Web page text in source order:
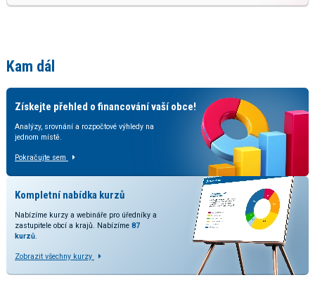
Kam dál
Získejte přehled o financování vaší obce!
Analýzy, srovnání a rozpočtové výhledy na
jednom místě.
Pokračujte sem
Kompletní nabídka kurzů
Nabízíme kurzy a webináře pro úředníky a
zastupitele obcí a krajů. Nabízíme 87
kurzů
Zobrazit všechny kurzy